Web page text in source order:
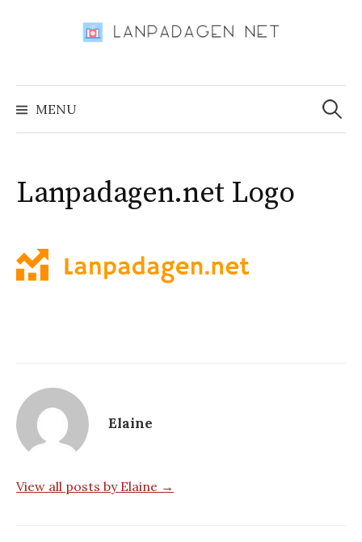
MENU
Search
for:
Lanpadagen.net Logo
Elaine
View all posts by Elaine →